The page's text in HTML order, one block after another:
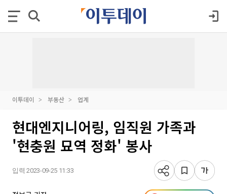
이투데이 부동산 업계
현대엔지니어링, 임직원 가족과
'현충원 묘역 정화' 봉사
입력 2023-09-25 11:33